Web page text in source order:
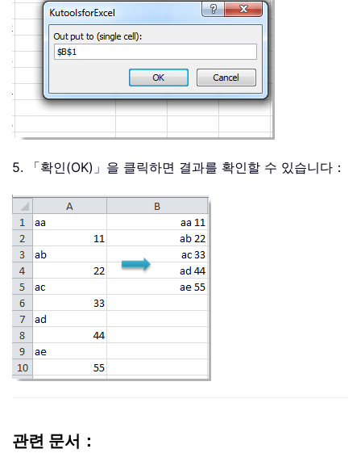
5. 「확인(OK)」을 클릭하면 결과를 확인할 수 있습니다：
관련 문서：